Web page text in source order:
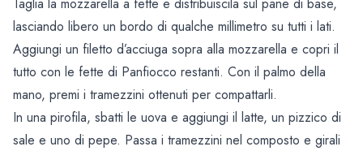
Taglia la mozzarella a fette e distribuiscila sul pane di base,
lasciando libero un bordo di qualche millimetro su tutti i lati.
Aggiungi un filetto d’acciuga sopra alla mozzarella e copri il
tutto con le fette di Panfiocco restanti. Con il palmo della
mano, premi i tramezzini ottenuti per compattarli.
In una pirofila, sbatti le uova e aggiungi il latte, un pizzico di
sale e uno di pepe. Passa i tramezzini nel composto e girali